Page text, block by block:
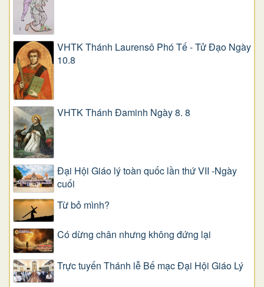
VHTK Thánh Laurensô Phó Tế - Tử Đạo Ngày
10.8
VHTK Thánh Đaminh Ngày 8. 8
Đại Hội Giáo lý toàn quốc lần thứ VII -Ngày
cuối
Từ bỏ mình?
Có dừng chân nhưng không đứng lại
Trực tuyến Thánh lễ Bế mạc Đại Hội Giáo Lý